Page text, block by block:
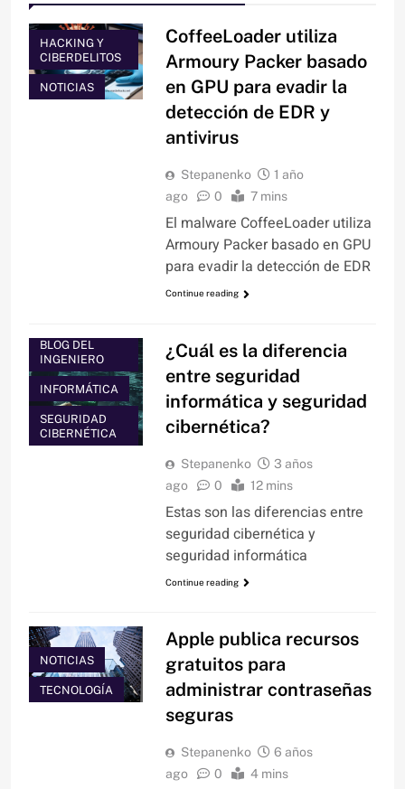
HACKING Y
CIBERDELITOS
NOTICIAS
CoffeeLoader utiliza
Armoury Packer basado
en GPU para evadir la
detección de EDR y
antivirus
Stepanenko
1 año
ago
0 7 mins
El malware CoffeeLoader utiliza
Armoury Packer basado en GPU
para evadir la detección de EDR
Continue reading
BLOG DEL
INGENIERO
INFORMÁTICA
SEGURIDAD
CIBERNÉTICA
¿Cuál es la diferencia
entre seguridad
informática y seguridad
cibernética?
Stepanenko
3 años
ago
0 12 mins
Estas son las diferencias entre
seguridad cibernética y
seguridad informática
Continue reading
NOTICIAS
TECNOLOGÍA
Apple publica recursos
gratuitos para
administrar contraseñas
seguras
Stepanenko
6 años
ago
0 4 mins